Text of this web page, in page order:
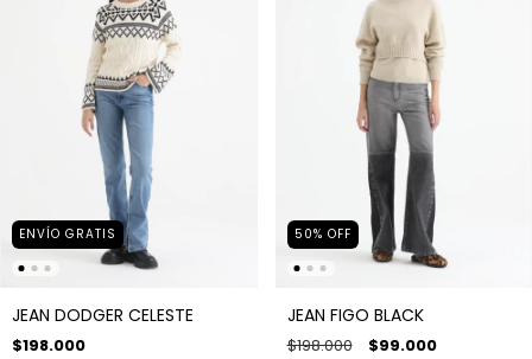
ENVÍO GRATIS
JEAN DODGER CELESTE
$198.000
50% OFF
JEAN FIGO BLACK
$198.000 $99.000